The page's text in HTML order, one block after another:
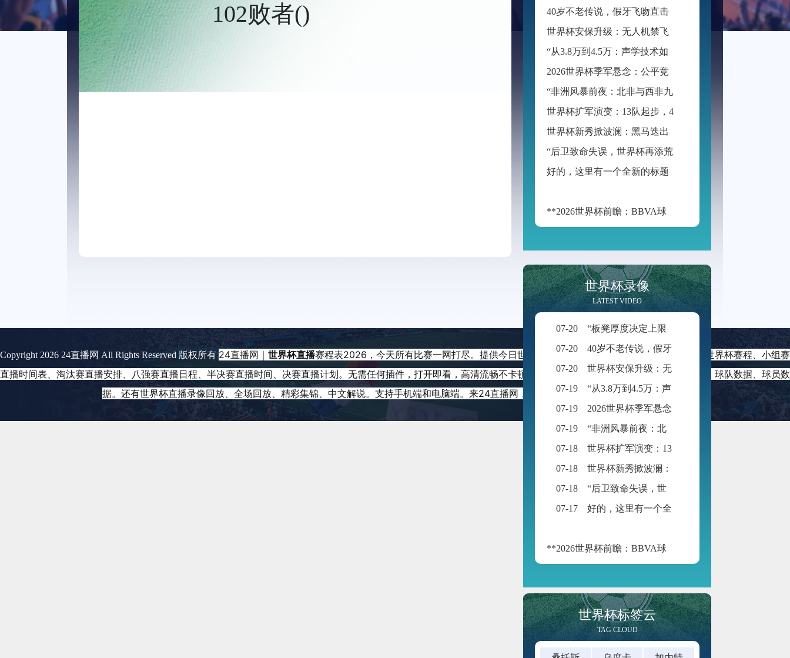
102败者()
**2026世界杯前瞻：BBVA球场的“空气动力学”——538米海拔如何改写足球的抛物线**
世界杯录像
LATEST VIDEO
07-20
“板凳厚度决定上限：新规重塑世界杯积分格局”
07-20
40岁不老传说，假牙飞吻直击破门一刻
07-20
世界杯安保升级：无人机禁飞范围扩展至周边2公里
07-19
“从3.8万到4.5万：声学技术如何重塑BMO Field的世界杯级声场体验”
07-19
2026世界杯季军悬念：公平竞赛分或成最终胜负手
07-19
“非洲风暴前夜：北非与西非九强争锋，世界杯入场券暗战升级”
07-18
世界杯扩军演变：13队起步，48队启航
07-18
世界杯新秀掀波澜：黑马迭出挑战传统强权
07-18
“后卫致命失误，世界杯再添荒诞瞬间”
07-17
好的，这里有一个全新的标题供您参考：
**2026世界杯前瞻：BBVA球场的“空气动力学”——538米海拔如何改写足球的抛物线**
世界杯标签云
TAG CLOUD
Copyright 2026 24直播网 All Rights Reserved 版权所有24直播网｜ 世界杯直播赛程表2026，今天所有比赛一网打尽。提供今日世界杯直播预告、今晚世界杯直播时间、明天世界杯赛程、小组赛
直播时间表、淘汰赛直播安排、八强赛直播日程、半决赛直播时间、决赛直播计划。无需任何插件，打开即看，高清流畅不卡顿。实时更新世界杯积分榜、射手榜、助攻榜、球队数据、球员数
据。还有世界杯直播录像回放、全场回放、精彩集锦、中文解说。支持手机端和电脑端。来24直播网，看世界杯直播，先看世界杯直播赛程表